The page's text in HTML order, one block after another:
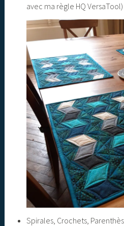
avec ma règle HQ VersaTool)
Spirales, Crochets,